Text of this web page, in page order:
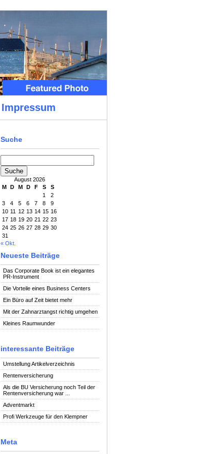
Impressum
Suche
August 2026
M D M D F S
S
1
2
3
4 5 6 7 8
9
10 11 12 13 14 15 16
17 18 19 20 21 22 23
24 25 26 27 28 29 30
31
« Okt.
Neueste Beiträge
Das Corporate Book ist ein elegantes
PR-Instrument
Die Vorteile eines Business Centers
Ein Büro auf Zeit bietet mehr
Mit der Zahnarztangst richtig umgehen
Kleines Raumwunder
interessante Beiträge
Umstellung Artikelverzeichnis
Rentenversicherung
Als die BU Versicherung noch Teil der
Rentenversicherung war ...
Adventmarkt
Profi Werkzeuge für den Klempner
Meta